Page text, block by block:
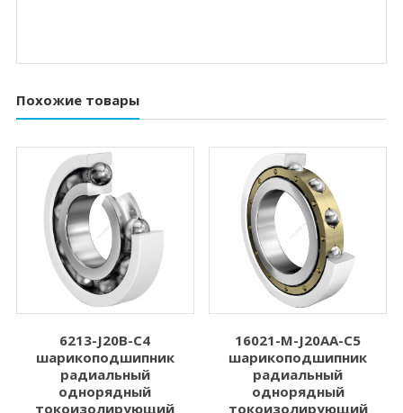
Похожие товары
6213-J20B-C4
шарикоподшипник
радиальный
однорядный
токоизолирующий
16021-M-J20AA-C5
шарикоподшипник
радиальный
однорядный
токоизолирующий